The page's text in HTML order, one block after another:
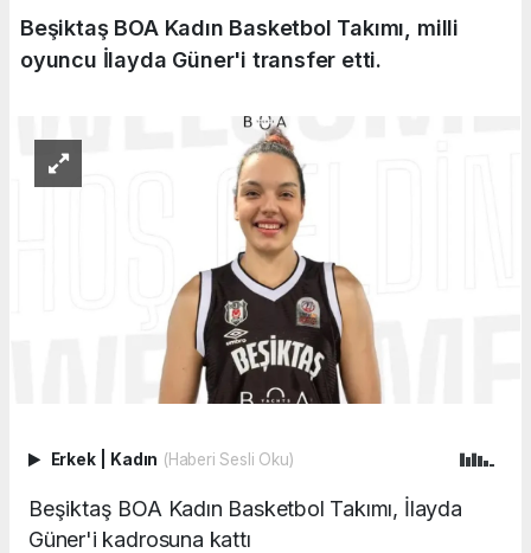
Beşiktaş BOA Kadın Basketbol Takımı, milli
oyuncu İlayda Güner'i transfer etti.
Erkek Kadın (Haberi Sesli Oku)
Beşiktaş BOA Kadın Basketbol Takımı, İlayda
Güner'i kadrosuna kattı